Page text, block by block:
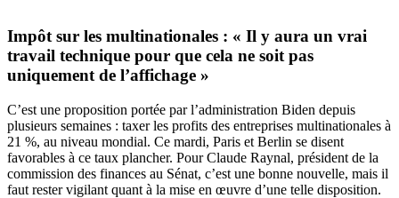
Impôt sur les multinationales : « Il y aura un vrai
travail technique pour que cela ne soit pas
uniquement de l’affichage »
C’est une proposition portée par l’administration Biden depuis
plusieurs semaines : taxer les profits des entreprises multinationales à
21 %, au niveau mondial. Ce mardi, Paris et Berlin se disent
favorables à ce taux plancher. Pour Claude Raynal, président de la
commission des finances au Sénat, c’est une bonne nouvelle, mais il
faut rester vigilant quant à la mise en œuvre d’une telle disposition.